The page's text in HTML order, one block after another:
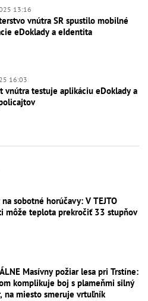
13:16
vnútra SR spustilo mobilné
eDoklady a eIdentita
16:03
vnútra testuje aplikáciu eDoklady a
na sobotné horúčavy: V TEJTO
môže teplota prekročiť 33 stupňov
Masívny požiar lesa pri Trstíne:
komplikuje boj s plameňmi silný
vietor, na miesto smeruje vrtuľník